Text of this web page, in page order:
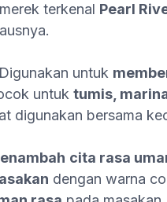
terkenal Pearl
Digunakan untuk
untuk tumis,
digunakan bersama
cita rasa
dengan warna